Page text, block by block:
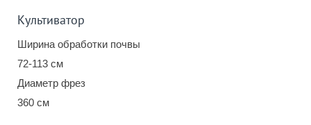
Культиватор
Ширина обработки почвы
72-113 см
Диаметр фрез
360 см